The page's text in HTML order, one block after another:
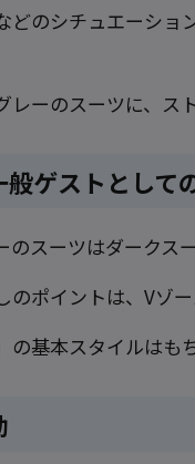
どのシチュエーシ
レーのスーツに、ス
ゲストとして
スーツはダークス
ポイントは、Vゾ
の基本スタイルはも